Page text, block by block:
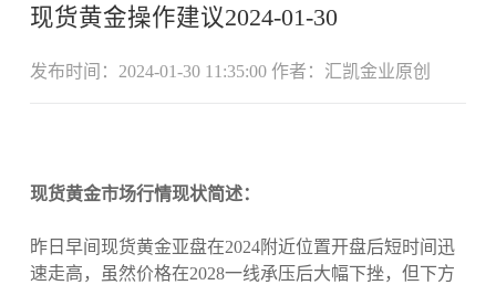
现货黄金操作建议2024-01-30
发布时间：2024-01-30 11:35:00 作者：汇凯金业原创
现货黄金市场行情现状简述：
昨日早间现货黄金亚盘在2024附近位置开盘后短时间迅
速走高，虽然价格在2028一线承压后大幅下挫，但下方